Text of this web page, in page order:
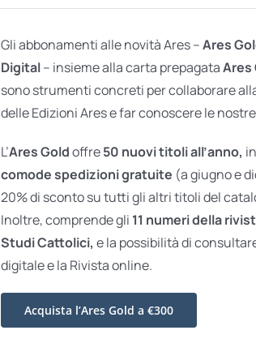
Gli abbonamenti alle novità Ares –Ares
Digital– insieme alla carta prepagataAres
sono strumenti concreti per collaborare
delle Edizioni Ares e far conoscere le
L’Ares Goldoffre50 nuovi titoli all’anno,
comode spedizioni gratuite (a giugno e
20% di sconto su tutti gli altri titoli del
Inoltre, comprende gli 11 numeri della
Studi Cattolici, e la possibilità di
digitale e la Rivista online.
Acquista l’Ares Gold a €300